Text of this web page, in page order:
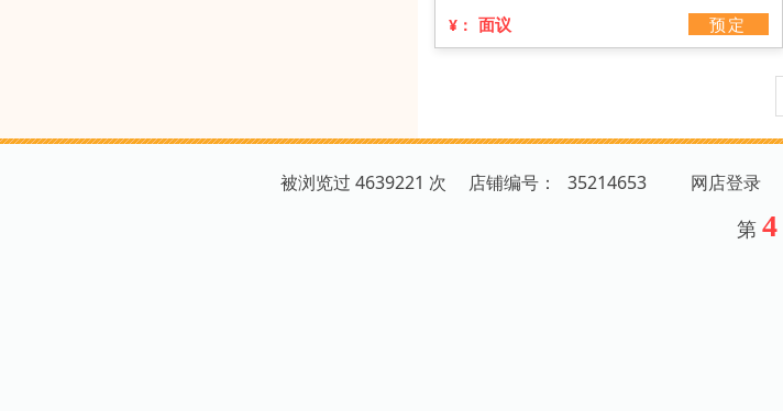
¥： 面议 预定
被浏览过 4639221 次 店铺编号： 35214653 网店登录
第 4